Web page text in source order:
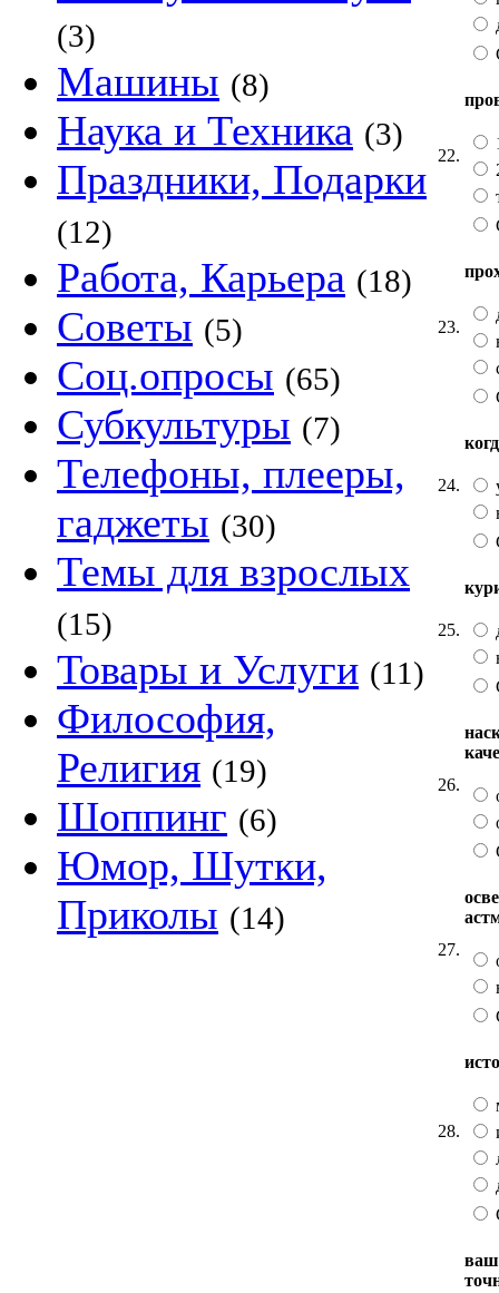
(3)
Машины (8)
Наука и Техника (3)
Праздники, Подарки
(12)
Работа, Карьера (18)
Советы (5)
Соц.опросы (65)
Субкультуры (7)
Телефоны, плееры,
гаджеты (30)
Темы для взрослых
(15)
Товары и Услуги (11)
Философия,
Религия (19)
Шоппинг (6)
Юмор, Шутки,
Приколы (14)
22.
23.
24.
25.
26.
27.
28.
ваш